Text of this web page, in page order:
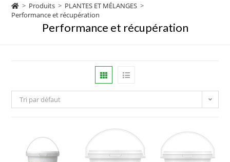
> Produits > PLANTES ET MÉLANGES >
Performance et récupération
Performance et récupération
Tri par défaut